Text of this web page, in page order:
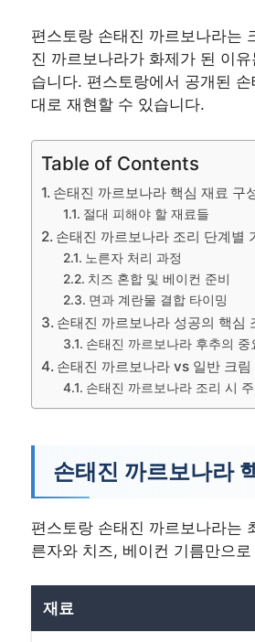
편스토랑 손태진 까르보나라는
진 까르보나라가 화제가 된 이
습니다. 편스토랑에서 공개된
대로 재현할 수 있습니다.
Table of Contents
손태진 까르보나라 핵심 재료 구
절대 피해야 할 재료들
손태진 까르보나라 조리 단계별
노른자 처리 과정
치즈 혼합 및 베이컨 준비
면과 계란물 결합 타이밍
손태진 까르보나라 성공의 핵심
손태진 까르보나라 후추의 중
손태진 까르보나라 vs 일반 크
손태진 까르보나라 조리 시
손태진 까르보나라
편스토랑 손태진 까르보나라는
른자와 치즈, 베이컨 기름만으
재료